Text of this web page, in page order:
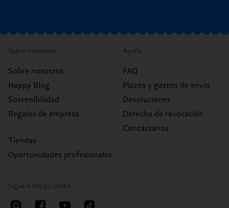
Sobre nosotros
Sobre nosotros
Happy Blog
Sostenibilidad
Regalos de empresa
Tiendas
Oportunidades profesionales
Ayuda
FAQ
Plazos y gastos de envío
Devoluciones
Derecho de revocación
Contáctanos
Sigue a Happy Socks